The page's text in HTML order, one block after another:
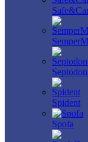
Spident
Spofa